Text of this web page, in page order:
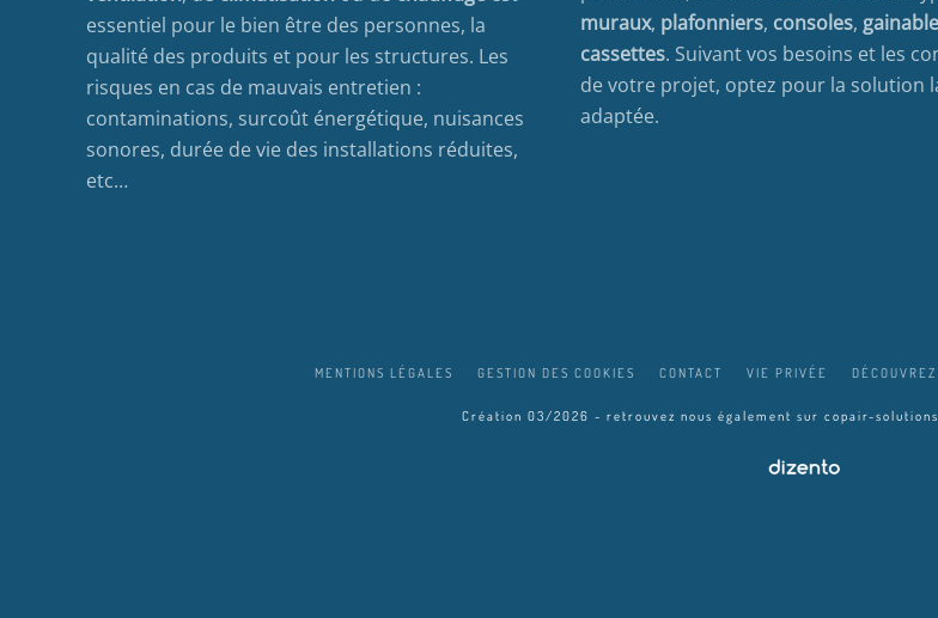
essentiel pour le bien être des personnes, la
qualité des produits et pour les structures. Les
risques en cas de mauvais entretien :
contaminations, surcoût énergétique, nuisances
sonores, durée de vie des installations réduites,
etc…
muraux, plafonniers, consoles,
cassettes. Suivant vos besoins et les
de votre projet, optez pour la solution
adaptée.
MENTIONS LÉGALES GESTION DES COOKIES CONTACT VIE PRIVÉE
Création 03/2026 - retrouvez nous également sur copair-